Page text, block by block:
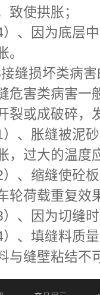
致使拱胀；
4）、因为底层
。
缝损坏类病
危害类病害一
裂或成破碎，
1）、胀缝被泥
，过大的温度
2）、缩缝使砼
轮荷载重复效
3）、因为切缝
4）、填缝料质
与缝壁粘结不